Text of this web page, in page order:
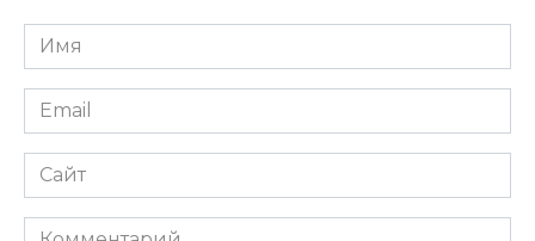
Имя
*
Email
*
Сайт
Комментарий